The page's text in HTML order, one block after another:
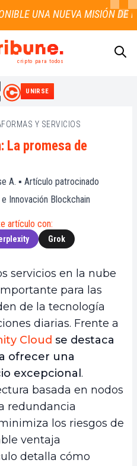
cripto para todos
UNIRSE
Y SERVICIOS
La promesa de
A. ▪ Artículo patrocinado
Innovación Blockchain
artículo con:
Grok
servicios en la nube
para las
de la tecnología
diarias. Frente a
Cloud se destaca
ofrecer una
excepcional .
basada en nodos
redundancia
los riesgos de
ventaja
detalla cómo